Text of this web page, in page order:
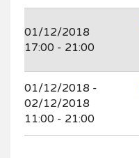
01/12/2018
17:00 - 21:00
01/12/2018 -
02/12/2018
11:00 - 21:00